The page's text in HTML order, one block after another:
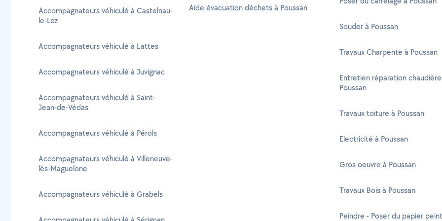
Accompagnateurs véhiculé à Castelnau-
le-Lez
Accompagnateurs véhiculé à Lattes
Accompagnateurs véhiculé à Juvignac
Accompagnateurs véhiculé à Saint-
Jean-de-Védas
Accompagnateurs véhiculé à Pérols
Accompagnateurs véhiculé à Villeneuve-
lès-Maguelone
Accompagnateurs véhiculé à Grabels
Aide évacuation déchets à Poussan
Souder à Poussan
Travaux Charpente à Poussan
Entretien réparation
Poussan
Travaux toiture à Poussan
Electricité à Poussan
Gros oeuvre à Poussan
Travaux Bois à Poussan
Peindre - Poser du papier